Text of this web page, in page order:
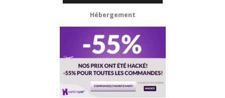
Hébergement